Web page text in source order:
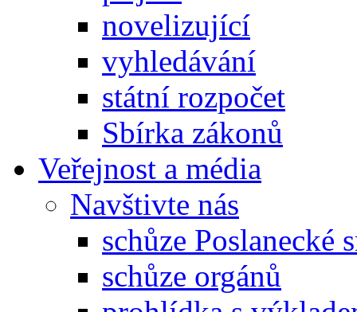
novelizující
vyhledávání
státní rozpočet
Sbírka zákonů
Veřejnost a média
Navštivte nás
schůze Poslanecké
schůze orgánů